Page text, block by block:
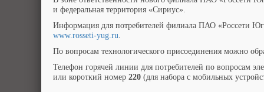
и федеральная территория «Сириус».
Информация для потребителей филиала ПАО «Россети
www.rosseti-yug.ru.
По вопросам технологического присоединения можно
Телефон горячей линии для потребителей по вопросам
или короткий номер 220 (для набора с мобильных